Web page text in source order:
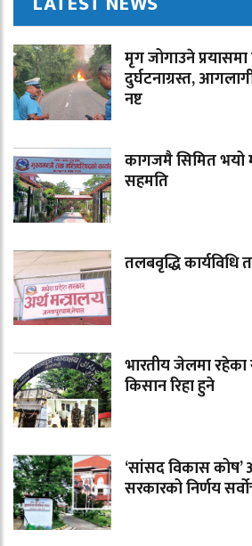
मृग जोगाउने प्रयासमा
दुर्घटनाग्रस्त,
नष्ट
कागजमै सिमित भयो
सहमति
तलबवृद्धि कार्यविधि
भारतीय जेलमा रहेका
किसान रिहा हुने
‘सांसद विकास
सरकारको निर्णय